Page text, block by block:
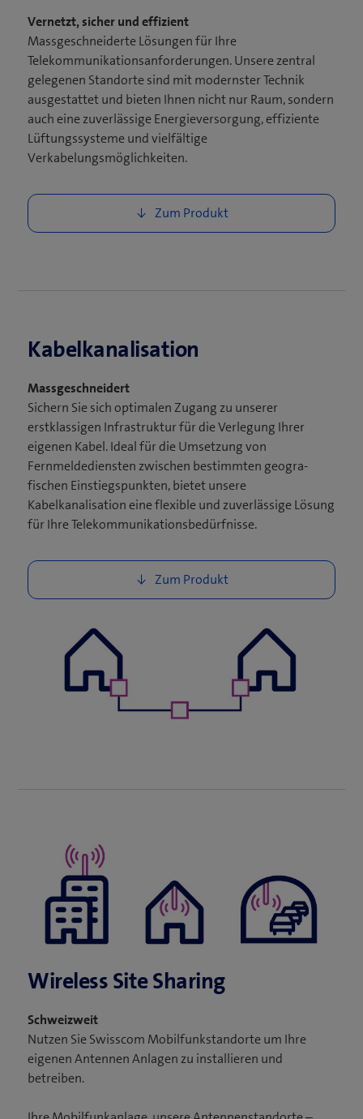
Vernetzt, sicher und effizient​
Massgeschneiderte Lösungen für Ihre
Telekommunikations­anforderungen. Unsere zentral
gelegenen Standorte sind mit modernster Technik
ausgestattet und bieten Ihnen nicht nur Raum, sondern
auch eine zuverlässige Energieversorgung, effiziente
Lüftungssysteme und vielfältige
Verkabelungsmöglichkeiten. ​
Kabelkanalisation
Massgeschneidert​
Sichern Sie sich optimalen Zugang zu unserer
erstklassigen Infrastruktur für die Verlegung Ihrer
eigenen Kabel. Ideal für die Umsetzung von
Fernmeldediensten zwischen bestimmten geo­gra­
fischen Einstiegspunkten, bietet unsere
Kabelkanalisation eine flexible und zuverlässige Lösung
für Ihre Telekommunikations­bedürfnisse.​
Wireless Site Sharing
Schweizweit
Nutzen Sie Swisscom Mobilfunkstandorte um Ihre
eigenen Antennen Anlagen zu installieren und
betreiben.​